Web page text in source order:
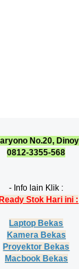
No.20,
0812-3355-568
- Info lain Klik :
Ready Stok Hari ini :
Laptop Bekas
Kamera Bekas
Proyektor Bekas
Macbook Bekas